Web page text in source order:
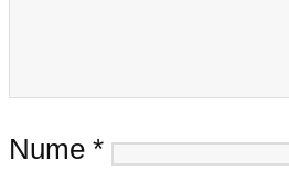
Nume *